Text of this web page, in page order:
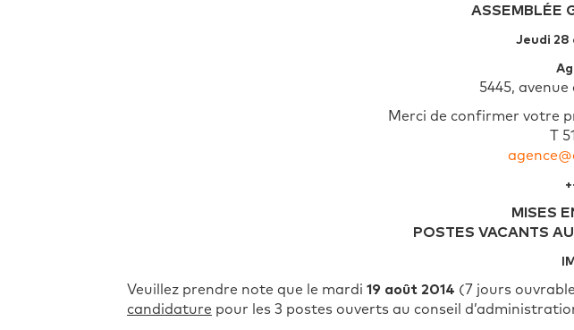
ASSEMBLÉE
Jeudi 28
5445,
Merci de confirmer votre
T
MISES
POSTES VACANTS
Veuillez prendre note que le mardi 19 août 2014 (7 jours
candidature pour les 3 postes ouverts au conseil